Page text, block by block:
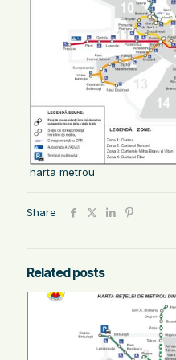
harta metrou
Share
Related posts